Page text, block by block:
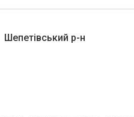
Шепетівський р-н